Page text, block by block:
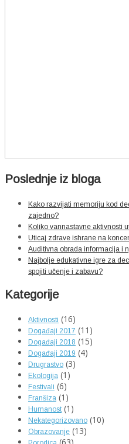
Poslednje iz bloga
Kako razvijati memoriju kod
zajedno?
Koliko vannastavne aktivnosti
Uticaj zdrave ishrane na
Auditivna obrada informacija i
Najbolje edukativne igre za
spojiti učenje i zabavu?
Kategorije
Aktivnosti (16)
Događaji 2017 (11)
Događaji 2018 (15)
Događaji 2019 (4)
Drugrastvo (3)
Ekologija (1)
Festivali (6)
Franšiza (1)
Humanost(1)
Nekategorizovano (10)
Obrazovanje (13)